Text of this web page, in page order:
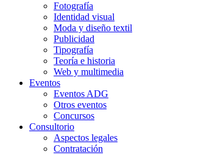
Fotografía
Identidad visual
Moda y diseño textil
Publicidad
Tipografía
Teoría e historia
Web y multimedia
Eventos
Eventos ADG
Otros eventos
Concursos
Consultorio
Aspectos legales
Contratación